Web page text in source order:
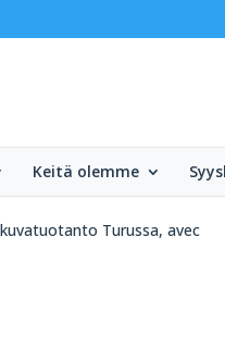
Keitä olemme
Turussa, avec